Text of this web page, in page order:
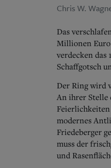
Archiv
Mediadaten
Chris W.
Das
Millionen Euro
verdecken das
Schaffgotsch
Der Ring wird
An ihrer Stelle
modernes
Friedeberger
muss der
und